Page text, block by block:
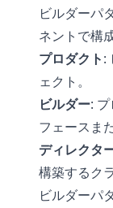
ビルダーパ
ネントで構
プロダクト:
ェクト。
ビルダー:
フェースま
ディレクタ
構築するクラ
ビルダーパ